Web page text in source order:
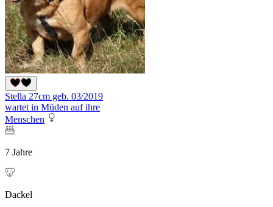
Stella 27cm geb. 03/2019
wartet in Müden auf ihre
Menschen
7 Jahre
Dackel